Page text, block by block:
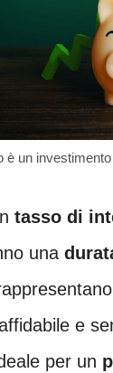
è un
tasso di
una
e
per un